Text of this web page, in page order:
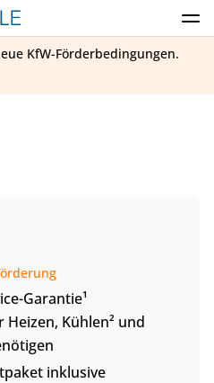
KfW-Förderbedingungen.
Garantie¹
Heizen, Kühlen² und
inklusive